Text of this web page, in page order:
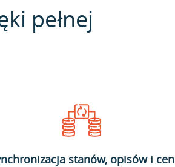
pełnej
stanów, opisów i cen